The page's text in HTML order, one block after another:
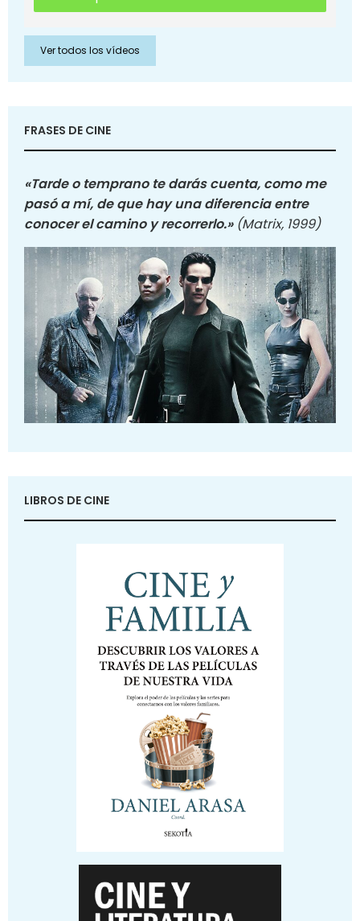
Ver todos los vídeos
FRASES DE CINE
«Tarde o temprano te darás cuenta, como me
pasó a mí, de que hay una diferencia entre
conocer el camino y recorrerlo.» (Matrix, 1999)
LIBROS DE CINE